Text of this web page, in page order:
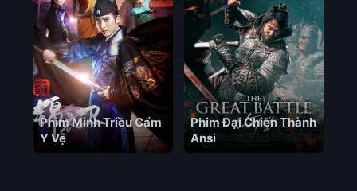
Phim Minh Triều Cẩm
Y Vệ
Phim Đại Chiến Thành
Ansi